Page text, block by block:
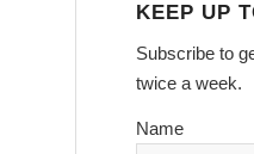
KEEP UP
Subscribe to
twice a week.
Name